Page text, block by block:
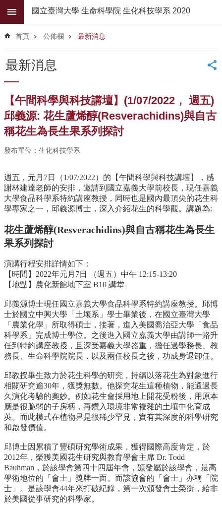
跳到主要內容區塊
階
尋
公
佈
欄
學
系
簡
所
師
資
高
中
生
專
大
學
碩
博
士
班
友
會
動
態
常
用
資
源
下
載
中
心
國立臺灣大學 生命科學院 生化科技學系 2020
首頁 公佈欄 最新消息
最新消息
【午間科學與科技講壇】(1/07/2022， 週五)
邱義源: 花生蘆烯醇(Resverachidins)與自古
稱花生為長生果系列探討
發布單位：生化科技學系
週五，元月7日（1/07/2022）的【午間科學與科技講壇】，感
謝林建達老師的安排，邀請到國立嘉義大學前校長，現任嘉義
大學食品科學系特約講座教授，同時也是國內最頂尖的花生科
學專家之一，邱義源博士，深入介紹花生的科學觀。講題為:
花生蘆烯醇(Resverachidins)與自古稱花生為長生
果系列探討
演講行程安排詳情如下：
【時間】2022年元月7日 （週五）中午 12:15-13:20
【地點】農化新館地下室 B10 講堂
邱義源博士現任國立嘉義大學食品科學系特約講座教授。邱博
士於國立中興大學「土壤系」學士畢業後，在國立臺灣大學
「農業化學」所取得碩士，接著，進入美國喬治亞大學「食品
科學系」完成博士學位。之後進入國立嘉義大學由講師一路升
任到特約講座教授，且深受嘉義大學器重，擔任過學務長、教
務長、生命科學院院長，以及兩任校長之後，功成身退卸任。
邱教授畢生致力於花生科學的研究，持續以落花生為對象進行
相關研究逾30年，獲獎無數。他探究花生這種植物，能通過長
久演化考驗的奧妙。例如花生會採用地上開花受粉後，用原本
應是很脆弱的子房柄，再鑽入環境非常複雜的土壤中化育成
莢。而此模式在植物界是很稀少罕見，實有其深度的科學研究
和啟發價值。
邱博士因累積了豐碩研究學術成果，獲得國際高度肯定，於
2012年，榮獲美國花生研究與教育學會主席 Dr. Todd
Bauhman，於該學會第四十四屆年會，頒發屬於該學會，最高
學術地位的「會士」獎牌一面。而該協會的「會士」亦稱「院
士」。是該學會44年來打破紀錄，第一次頒發會士榮銜，給非
於美國從事研究的科學家。